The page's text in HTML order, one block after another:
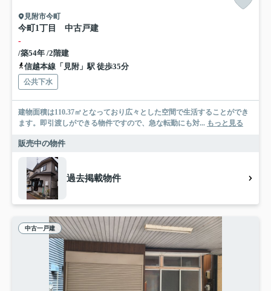
見附市今町
今町1丁目 中古戸建
-
/築54年 /2階建
信越本線「見附」駅 徒歩35分
公共下水
建物面積は110.37㎡となっており広々とした空間で生活することができ
ます。即引渡しができる物件ですので、急な転勤にも対... もっと見る
販売中の物件
過去掲載物件
中古一戸建